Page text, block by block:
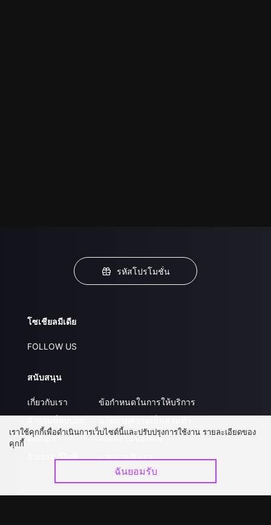
รหัสโปรโมชั่น
โซเชียลมีเดีย
FOLLOW US
สนับสนุน
เกี่ยวกับเรา
ติดต่อเรา
ข้อกำหนดในการให้บริการ
ส่งผลงานของคุณ
เราใช้คุกกี้เพื่อดำเนินการเว็บไซต์นี้และปรับปรุงการใช้งาน รายละเอียดของ
คุกกี้
ฉันยอมรับ